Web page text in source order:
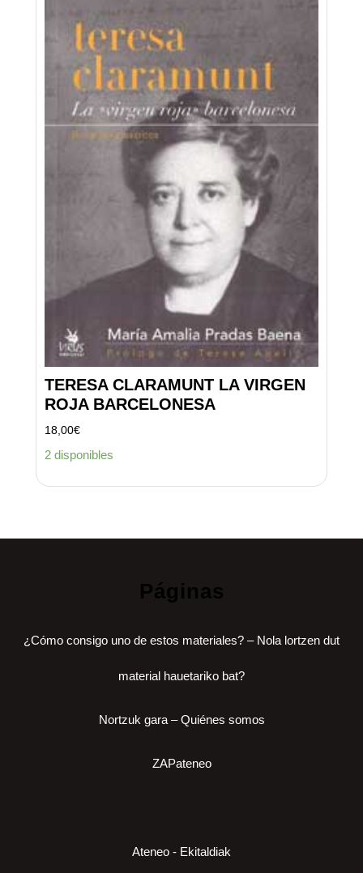
TERESA CLARAMUNT LA VIRGEN
ROJA BARCELONESA
18,00€
2 disponibles
Páginas
¿Cómo consigo uno de estos materiales? – Nola lortzen dut
material hauetariko bat?
Nortzuk gara – Quiénes somos
ZAPateneo
Ateneo - Ekitaldiak